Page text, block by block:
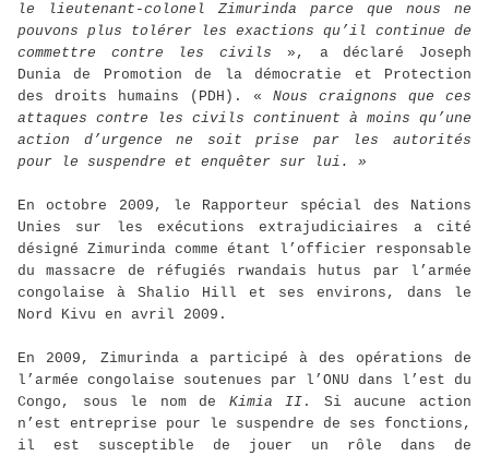
le lieutenant-colonel Zimurinda parce que nous ne
pouvons plus tolérer les exactions qu’il continue de
commettre contre les civils », a déclaré Joseph
Dunia de Promotion de la démocratie et Protection
des droits humains (PDH). « Nous craignons que ces
attaques contre les civils continuent à moins qu’une
action d’urgence ne soit prise par les autorités
pour le suspendre et enquêter sur lui. »
En octobre 2009, le Rapporteur spécial des Nations
Unies sur les exécutions extrajudiciaires a cité
désigné Zimurinda comme étant l’officier responsable
du massacre de réfugiés rwandais hutus par l’armée
congolaise à Shalio Hill et ses environs, dans le
Nord Kivu en avril 2009.
En 2009, Zimurinda a participé à des opérations de
l’armée congolaise soutenues par l’ONU dans l’est du
Congo, sous le nom de Kimia II . Si aucune action
n’est entreprise pour le suspendre de ses fonctions,
il est susceptible de jouer un rôle dans de